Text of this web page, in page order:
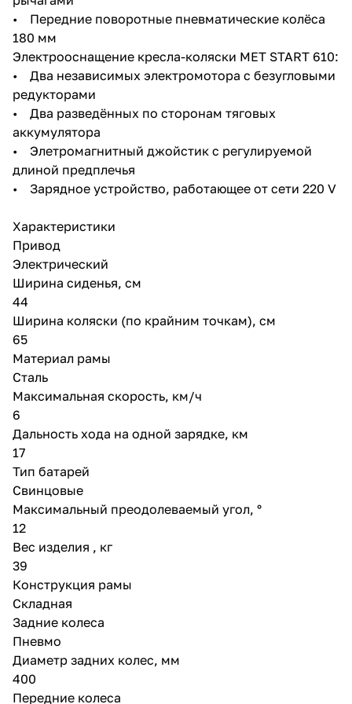
• Передние поворотные пневматические колёса
180 мм
Электрооснащение кресла-коляски MET START 610:
• Два независимых электромотора с безугловыми
редукторами
• Два разведённых по сторонам тяговых
аккумулятора
• Элетромагнитный джойстик с регулируемой
длиной предплечья
• Зарядное устройство, работающее от сети 220 V
Характеристики
Привод
Электрический
Ширина сиденья, см
44
Ширина коляски (по крайним точкам), см
65
Материал рамы
Сталь
Максимальная скорость, км/ч
6
Дальность хода на одной зарядке, км
17
Тип батарей
Свинцовые
Максимальный преодолеваемый угол, °
12
Вес изделия , кг
39
Конструкция рамы
Складная
Задние колеса
Пневмо
Диаметр задних колес, мм
400
Передние колеса